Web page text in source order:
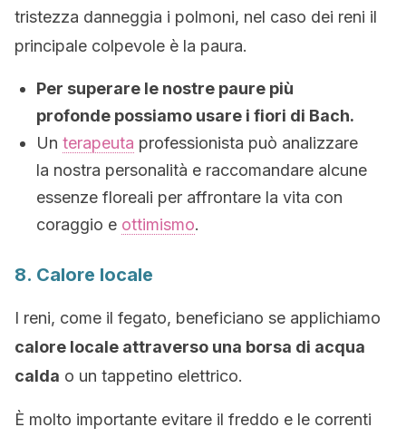
tristezza danneggia i polmoni, nel caso dei reni il
principale colpevole è la paura.
Per superare le nostre paure più
profonde possiamo usare i fiori di Bach.
Un terapeuta professionista può analizzare
la nostra personalità e raccomandare alcune
essenze floreali per affrontare la vita con
coraggio e ottimismo.
8. Calore locale
I reni, come il fegato, beneficiano se applichiamo
calore locale attraverso una borsa di acqua
calda o un tappetino elettrico.
È molto importante evitare il freddo e le correnti